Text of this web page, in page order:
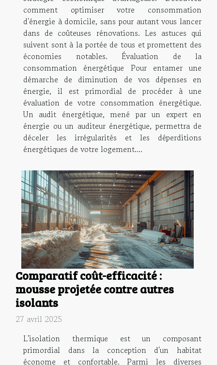
comment optimiser votre consommation
d'énergie à domicile, sans pour autant vous lancer
dans de coûteuses rénovations. Les astuces qui
suivent sont à la portée de tous et promettent des
économies notables. Évaluation de la
consommation énergétique Pour entamer une
démarche de diminution de vos dépenses en
énergie, il est primordial de procéder à une
évaluation de votre consommation énergétique.
Un audit énergétique, mené par un expert en
énergie ou un auditeur énergétique, permettra de
déceler les irrégularités et les déperditions
énergétiques de votre logement....
Comparatif coût-efficacité :
mousse projetée contre autres
isolants
27 avril 2025
L'isolation thermique est un composant
primordial dans la conception d'un habitat
économe et confortable. Parmi les diverses